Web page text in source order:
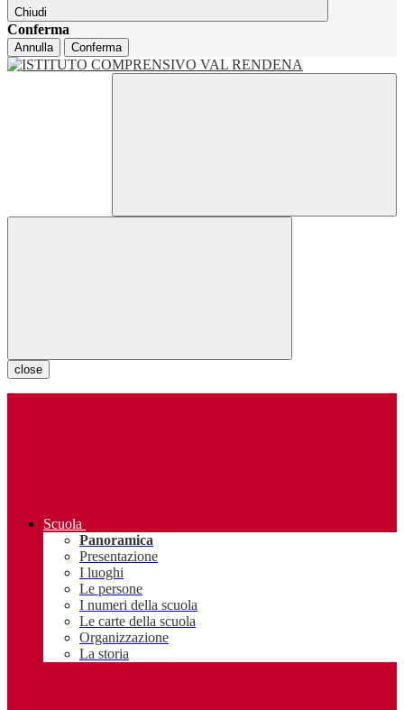
Chiudi
Conferma
Annulla Conferma
close
Scuola
Panoramica
Presentazione
I luoghi
Le persone
I numeri della scuola
Le carte della scuola
Organizzazione
La storia